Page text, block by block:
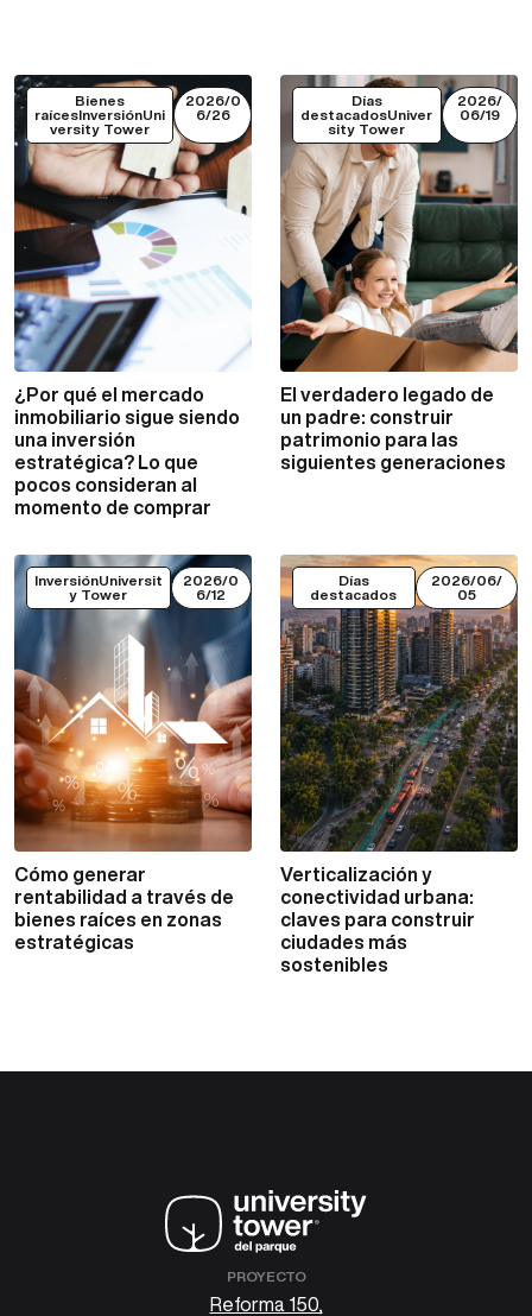
Bienes
raícesInversiónUni
versity Tower
2026/0
6/26
VER MÁS
¿Por qué el mercado
inmobiliario sigue siendo
una inversión
estratégica? Lo que
pocos consideran al
momento de comprar
Días
destacadosUniver
sity Tower
2026/
06/19
VER MÁS
El verdadero legado de
un padre: construir
patrimonio para las
siguientes generaciones
InversiónUniversit
y Tower
2026/0
6/12
VER MÁS
Cómo generar
rentabilidad a través de
bienes raíces en zonas
estratégicas
Días
destacados
2026/06/
05
VER MÁS
Verticalización y
conectividad urbana:
claves para construir
ciudades más
sostenibles
PROYECTO
Reforma 150,